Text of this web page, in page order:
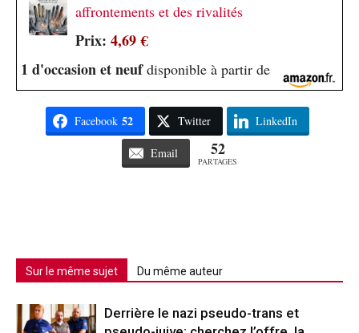
affrontements et des rivalités
Prix: 4,69 €
1 d'occasion et neufdisponible à partir de
Facebook 52 Twitter LinkedIn
Email 52
PARTAGES
Sur le même sujet Du même auteur
Derrière le nazi pseudo-trans et